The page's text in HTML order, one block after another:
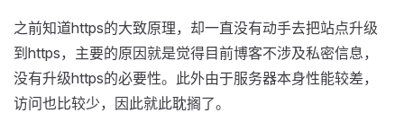
之前知道https的大致原理，却一直没有动手去把站点升级
到https，主要的原因就是觉得目前博客不涉及私密信息，
没有升级https的必要性。此外由于服务器本身性能较差，
访问也比较少，因此就此耽搁了。